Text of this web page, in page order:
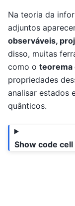
Na teoria da
adjuntos
observáveis,
disso, muitas
como o teorema
propriedades
analisar estados
quânticos.
Show code